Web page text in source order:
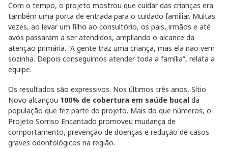
Com o tempo, o projeto mostrou que cuidar das crianças era
também uma porta de entrada para o cuidado familiar. Muitas
vezes, ao levar um filho ao consultório, os pais, irmãos e até
avós passaram a ser atendidos, ampliando o alcance da
atenção primária. “A gente traz uma criança, mas ela não vem
sozinha. Depois conseguimos atender toda a família”, relata a
equipe.
Os resultados são expressivos. Nos últimos três anos, Sítio
Novo alcançou 100% de cobertura em saúde bucal da
população que fez parte do projeto. Mais do que números, o
Projeto Sorriso Encantado promoveu mudança de
comportamento, prevenção de doenças e redução de casos
graves odontológicos na região.